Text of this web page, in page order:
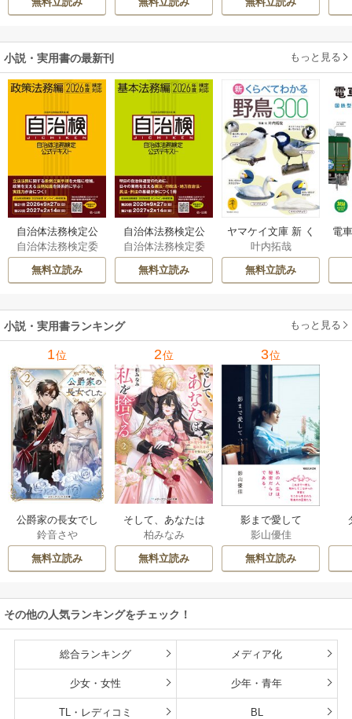
小説・実用書の最新刊 もっと見る
自治体法務検定公
式テキスト 政策
法務編 ２０２６
年度検定対応 1巻
自治体法務検定委
員会
無料立読み
自治体法務検定公
式テキスト 基本
法務編 ２０２６
年度検定対応 1巻
自治体法務検定委
員会
無料立読み
ヤマケイ文庫 新 く
らべてわかる野鳥3
00 1巻
叶内拓哉
無料立読み
電
小説・実用書ランキング もっと見る
1位
公爵家の長女でし
た
鈴音さや
無料立読み
2位
そして、あなたは
私を捨てる
柏みなみ
無料立読み
3位
影まで愛して
影山優佳
無料立読み
その他の人気ランキングをチェック！
総合ランキング メディア化
少女・女性 少年・青年
TL・レディコミ BL